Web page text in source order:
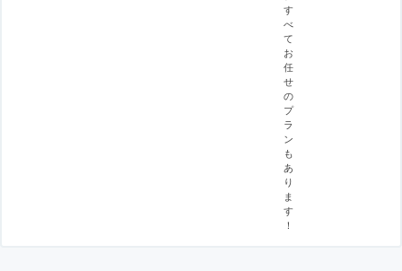
す
べ
て
お
任
せ
の
プ
ラ
ン
も
あ
り
ま
す
！